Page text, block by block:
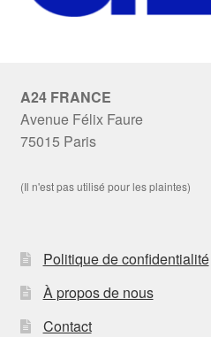
A24 FRANCE
Avenue Félix Faure
75015 Paris
(Il n'est pas utilisé pour les plaintes)
Politique de confidentialité
À propos de nous
Contact